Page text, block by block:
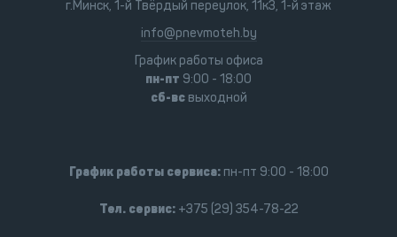
г.Минск, 1-й Твёрдый переулок, 11к3, 1-й этаж
info@pnevmoteh.by
График работы офиса
пн-пт 9:00 - 18:00
сб-всвыходной
График работы сервиса:пн-пт 9:00 - 18:00
Тел. сервис:+375 (29) 354-78-22